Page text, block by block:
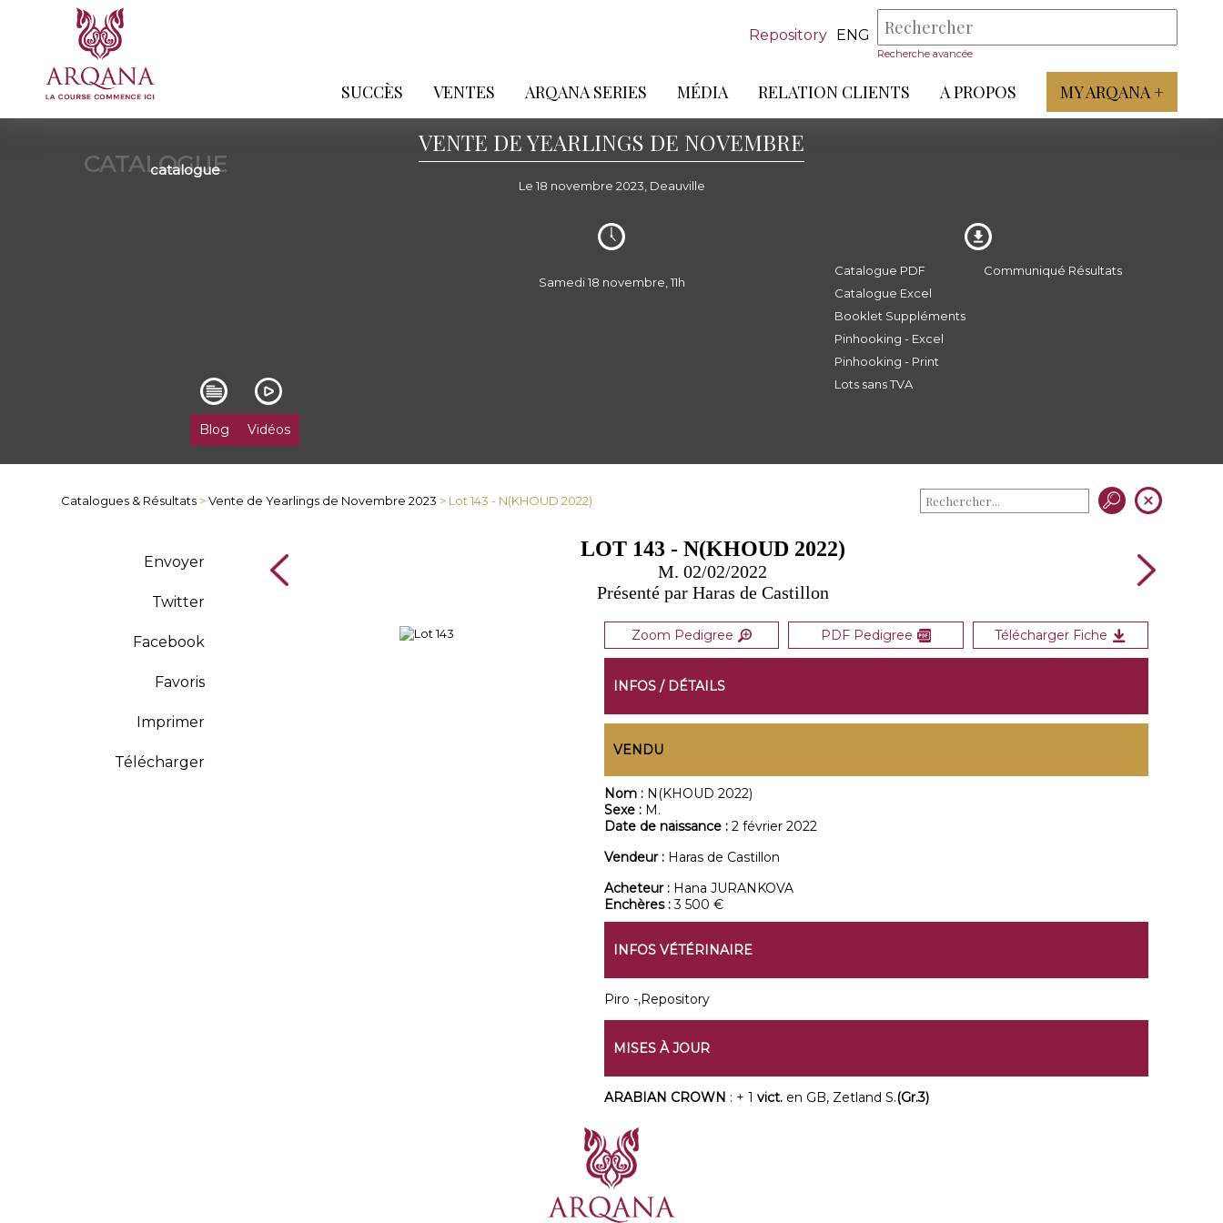
Repository ENG
Recherche avancée
SUCCÈS VENTES ARQANA SERIES MÉDIA RELATION CLIENTS A PROPOS MY ARQANA +
CATALOGUE
catalogue
VENTE DE YEARLINGS DE NOVEMBRE
Le 18 novembre 2023, Deauville
Blog Vidéos
Samedi 18 novembre, 11h
Catalogue PDF
Catalogue Excel
Booklet Suppléments
Pinhooking - Excel
Pinhooking - Print
Lots sans TVA
Communiqué Résultats
Catalogues & Résultats >Vente de Yearlings de Novembre 2023 > Lot 143 - N(KHOUD 2022)
Envoyer
Twitter
Facebook
Favoris
Imprimer
Télécharger
LOT 143 - N(KHOUD 2022)
M. 02/02/2022
Présenté par Haras de Castillon
Zoom Pedigree PDF Pedigree Télécharger Fiche
INFOS / DÉTAILS
VENDU
Nom : N(KHOUD 2022)
Sexe : M.
Date de naissance : 2 février 2022
Vendeur : Haras de Castillon
Acheteur : Hana JURANKOVA
Enchères :3 500 €
INFOS VÉTÉRINAIRE
Piro -,Repository
MISES À JOUR
ARABIAN CROWN : + 1 vict.en GB, Zetland S.(Gr.3)